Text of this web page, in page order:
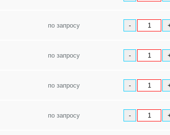
по запросу -
по запросу -
по запросу -
по запросу -